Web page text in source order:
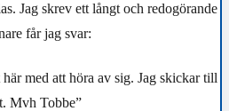
Jag skrev ett långt och redogörande
får jag svar:
med att höra av sig. Jag skickar till
Mvh Tobbe”